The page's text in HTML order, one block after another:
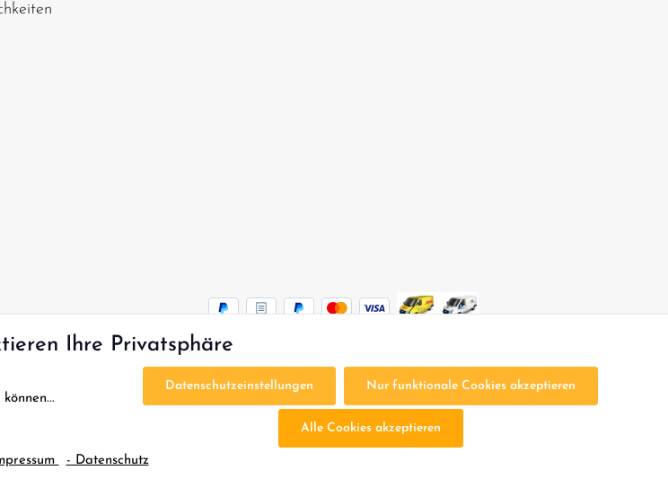
Versandkostenund ggf. Nachnahmegebühren, wenn nicht anders angegeben.
Impressum Bestellung Widerrufen
Ihre Privatsphäre
Datenschutzeinstellungen Nur funktionale Cookies akzeptieren
Alle Cookies akzeptieren
- Datenschutz